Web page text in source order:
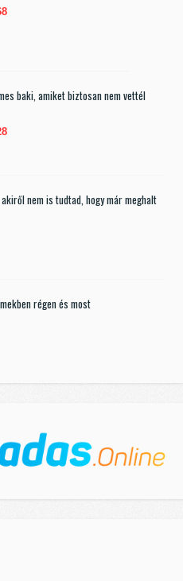
baki, amiket biztosan nem vettél
nem is tudtad, hogy már meghalt
régen és most